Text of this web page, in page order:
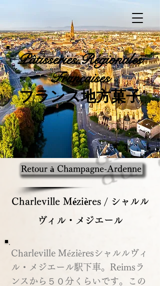
PâtisseriesRégionales
Françaises
​フランス地方菓子
Retour à Champagne-Ardenne
Charleville Mézières / シャルル
ヴィル・メジエール
Charleville Mézièresシャルルヴィ
ル・メジエール駅下車。Reimsラ
ンスから５０分くらいです。この